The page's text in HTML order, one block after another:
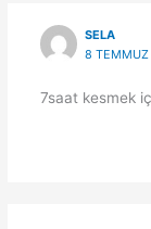
SELA
8
7saat kesmek